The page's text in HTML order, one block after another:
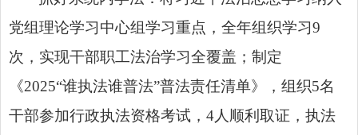
党组理论学习中心组学习重点，全年组织学习9
次，实现干部职工法治学习全覆盖；制定
《2025“谁执法谁普法”普法责任清单》，组织5名
干部参加行政执法资格考试，4人顺利取证，执法